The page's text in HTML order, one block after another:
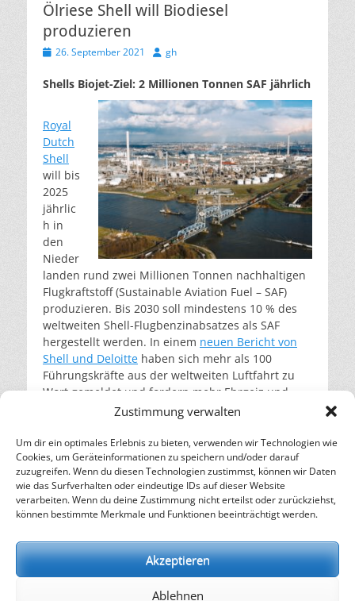
Zustimmung verwalten
Um dir ein optimales Erlebnis zu bieten, verwenden wir Technologien wie
Cookies, um Geräteinformationen zu speichern und/oder darauf
zuzugreifen. Wenn du diesen Technologien zustimmst, können wir Daten
wie das Surfverhalten oder eindeutige IDs auf dieser Website
verarbeiten. Wenn du deine Zustimmung nicht erteilst oder zurückziehst,
können bestimmte Merkmale und Funktionen beeinträchtigt werden.
Akzeptieren
Ablehnen
Ölriese Shell will Biodiesel
produzieren
Veröffentlicht
26. September 2021 Autor
gh
Shells Biojet-Ziel: 2 Millionen Tonnen SAF jährlich
Royal
Dutch
Shell
will bis
2025
jährlic
h in
den
Nieder
landen rund zwei Millionen Tonnen nachhaltigen
Flugkraftstoff (Sustainable Aviation Fuel – SAF)
produzieren. Bis 2030 soll mindestens 10 % des
weltweiten Shell-Flugbenzinabsatzes als SAF
hergestellt werden. In einem neuen Bericht von
Shell und Deloitte haben sich mehr als 100
Führungskräfte aus der weltweiten Luftfahrt zu
Wort gemeldet und fordern mehr Ehrgeiz und
Führungsstärke in diesem Sektor. (Foto: Frühere
übertragen ausnl.wikipedianachCommons,
Attribution,commons.wikimedia.org )weiterlesen…
– Energie für die Zukunft –
Nachhaltigkeit, Kreislaufwirtschaft,
Erneuerbare Energien, Klimawandel und Energiewende.